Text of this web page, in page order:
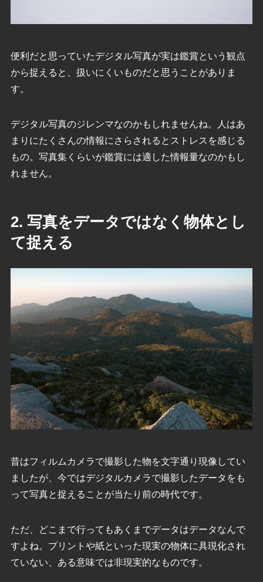
便利だと思っていたデジタル写真が実は鑑賞という観点
から捉えると、扱いにくいものだと思うことがありま
す。
デジタル写真のジレンマなのかもしれませんね。人はあ
まりにたくさんの情報にさらされるとストレスを感じる
もの。写真集くらいが鑑賞には適した情報量なのかもし
れません。
2. 写真をデータではなく物体とし
て捉える
昔はフィルムカメラで撮影した物を文字通り現像してい
ましたが、今ではデジタルカメラで撮影したデータをも
って写真と捉えることが当たり前の時代です。
ただ、どこまで行ってもあくまでデータはデータなんで
すよね。プリントや紙といった現実の物体に具現化され
ていない、ある意味では非現実的なものです。